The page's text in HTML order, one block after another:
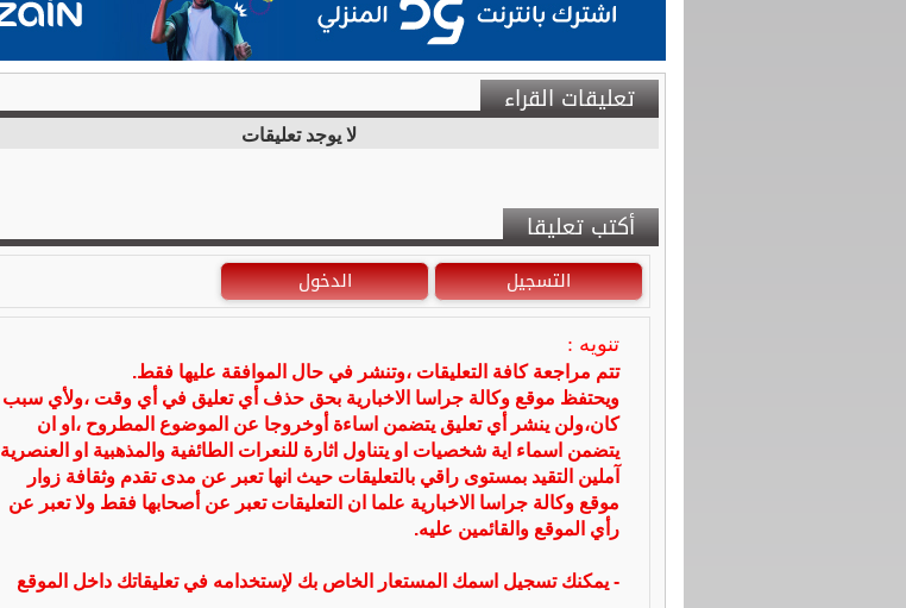
تعليقات القراء
لا يوجد تعليقات
أكتب تعليقا
التسجيل الدخول
تنويه :
تتم مراجعة كافة التعليقات ،وتنشر في حال الموافقة عليها فقط.
ويحتفظ موقع وكالة جراسا الاخبارية بحق حذف أي تعليق في أي وقت ،ولأي سبب
كان،ولن ينشر أي تعليق يتضمن اساءة أوخروجا عن الموضوع المطروح ،او ان
يتضمن اسماء اية شخصيات او يتناول اثارة للنعرات الطائفية والمذهبية او العنصرية
آملين التقيد بمستوى راقي بالتعليقات حيث انها تعبر عن مدى تقدم وثقافة زوار
موقع وكالة جراسا الاخبارية علما ان التعليقات تعبر عن أصحابها فقط ولا تعبر عن
رأي الموقع والقائمين عليه.
- يمكنك تسجيل اسمك المستعار الخاص بك لإستخدامه في تعليقاتك داخل الموقع